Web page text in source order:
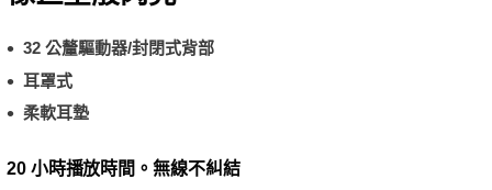
32 公釐驅動器/封閉式背部
耳罩式
柔軟耳墊
20 小時播放時間。無線不糾結